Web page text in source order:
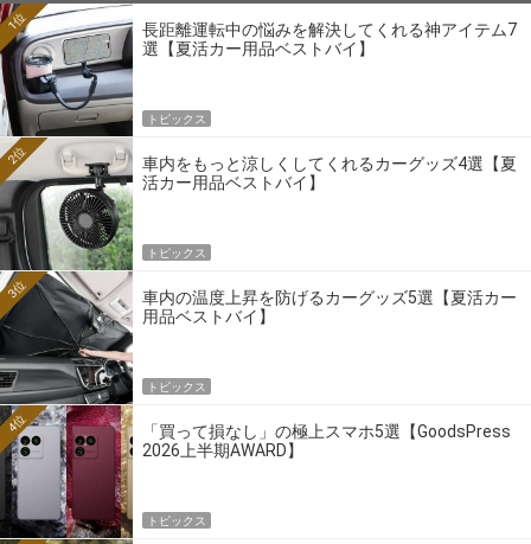
長距離運転中の悩みを解決してくれる神アイテム7
選【夏活カー用品ベストバイ】
1位
トピックス
車内をもっと涼しくしてくれるカーグッズ4選【夏
活カー用品ベストバイ】
2位
トピックス
車内の温度上昇を防げるカーグッズ5選【夏活カー
用品ベストバイ】
3位
トピックス
「買って損なし」の極上スマホ5選【GoodsPress
2026上半期AWARD】
4位
トピックス